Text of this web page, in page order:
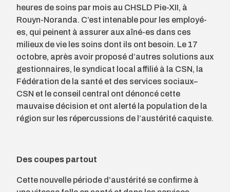
heures de soins par mois au CHSLD Pie-XII, à
Rouyn-Noranda. C’est intenable pour les employé-
es, qui peinent à assurer aux aîné-es dans ces
milieux de vie les soins dont ils ont besoin. Le 17
octobre, après avoir proposé d’autres solutions aux
gestionnaires, le syndicat local affilié à la CSN, la
Fédération de la santé et des services sociaux–
CSN et le conseil central ont dénoncé cette
mauvaise décision et ont alerté la population de la
région sur les répercussions de l’austérité caquiste.
Des coupes partout
Cette nouvelle période d’austérité se confirme à